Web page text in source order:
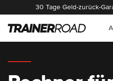
30 Tage Geld-zurück-